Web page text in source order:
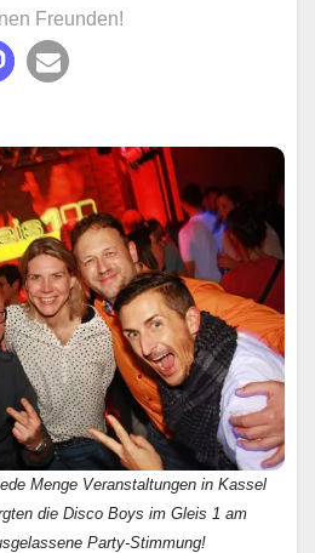
Freunden!
Menge Veranstaltungen in Kassel
die Disco Boys im Gleis 1 am
Party-Stimmung!